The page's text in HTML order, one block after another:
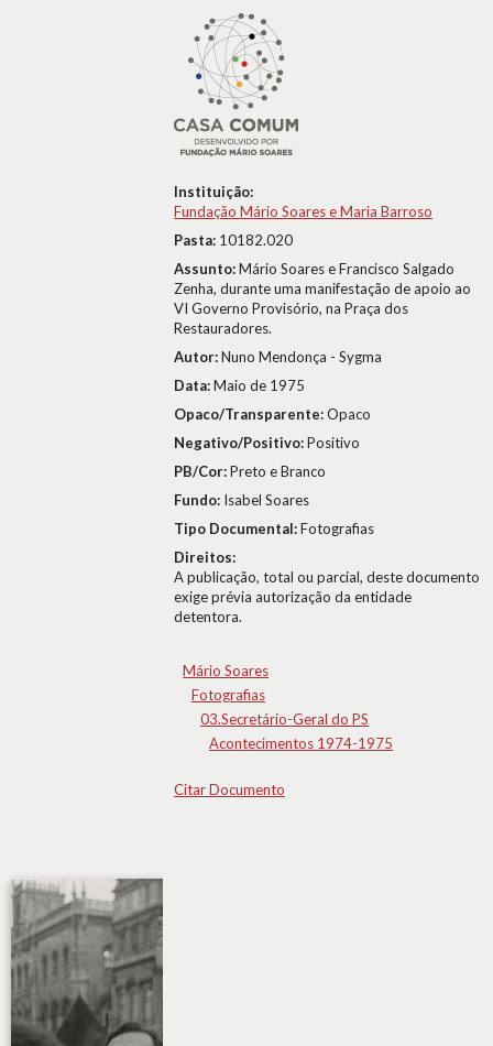
Instituição:
Fundação Mário Soares e Maria Barroso
Pasta: 10182.020
Assunto:Mário Soares e Francisco Salgado
Zenha, durante uma manifestação de apoio ao
VI Governo Provisório, na Praça dos
Restauradores.
Autor:Nuno Mendonça - Sygma
Data:Maio de 1975
Opaco/Transparente:Opaco
Negativo/Positivo:Positivo
PB/Cor:Preto e Branco
Fundo: Isabel Soares
Tipo Documental:Fotografias
Direitos:
A publicação, total ou parcial, deste documento
exige prévia autorização da entidade
detentora.
Mário Soares
Fotografias
03.Secretário-Geral do PS
Acontecimentos 1974-1975
Citar Documento